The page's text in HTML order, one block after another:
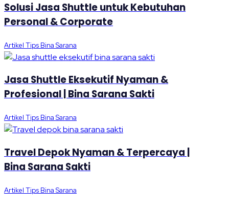
Solusi Jasa Shuttle untuk Kebutuhan
Personal & Corporate
Artikel Tips Bina Sarana
Jasa Shuttle Eksekutif Nyaman &
Profesional | Bina Sarana Sakti
Artikel Tips Bina Sarana
Travel Depok Nyaman & Terpercaya |
Bina Sarana Sakti
Artikel Tips Bina Sarana